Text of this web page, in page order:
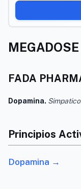
MEGADOSE
FADA
Dopamina.
Principios
Dopamina →